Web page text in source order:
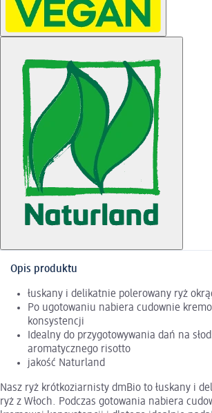
Opis produktu
łuskany i delikatnie polerowany ryż
Po ugotowaniu nabiera cudownie
konsystencji
Idealny do przygotowywania dań na
aromatycznego risotto
jakość Naturland
Nasz ryż krótkoziarnisty dmBio to łuskany i
ryż z Włoch. Podczas gotowania nabiera